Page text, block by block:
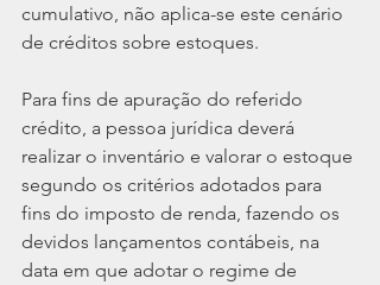
cumulativo, não aplica-se este cenário
de créditos sobre estoques.
Para fins de apuração do referido
crédito, a pessoa jurídica deverá
realizar o inventário e valorar o estoque
segundo os critérios adotados para
fins do imposto de renda, fazendo os
devidos lançamentos contábeis, na
data em que adotar o regime de